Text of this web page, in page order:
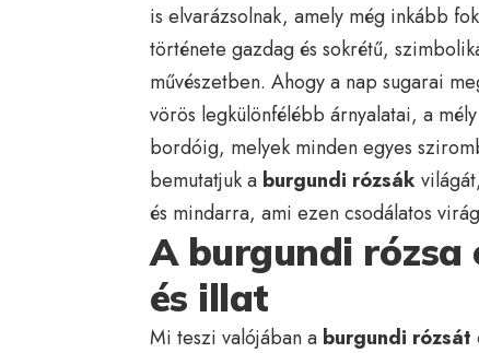
is elvarázsolnak, amely még inkább
története gazdag és sokrétű,
művészetben. Ahogy a nap sugarai
vörös legkülönfélébb árnyalatai, a
bordóig, melyek minden egyes
bemutatjuk a burgundi rózsák
és mindarra, ami ezen csodálatos
A burgundi rózsa
és illat
Mi teszi valójában a burgundi rózsát